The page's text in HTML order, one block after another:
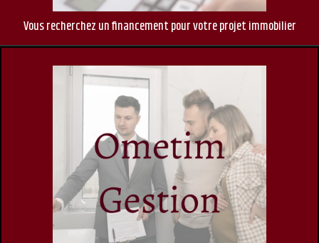
Vous recherchez un financement pour votre projet immobilier